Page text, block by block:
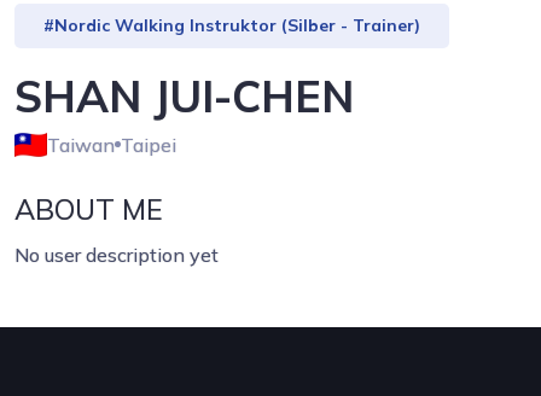
#Nordic Walking Instruktor (Silber - Trainer)
SHAN JUI-CHEN
Taiwan Taipei
ABOUT ME
No user description yet